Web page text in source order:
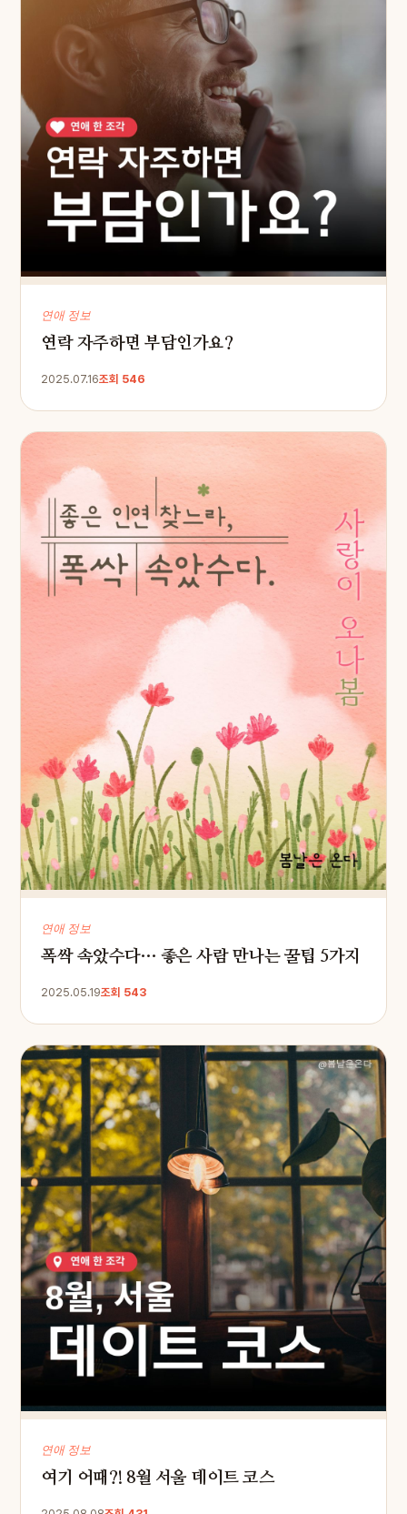
연애 정보
연락 자주하면 부담인가요?
2025.07.16조회 546
연애 정보
폭싹 속았수다… 좋은 사람 만나는 꿀팁 5가지
2025.05.19조회 543
연애 정보
여기 어때?! 8월 서울 데이트 코스